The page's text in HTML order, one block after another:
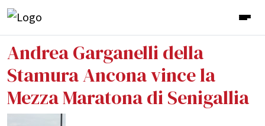
Andrea Garganelli della
Stamura Ancona vince la
Mezza Maratona di Senigallia